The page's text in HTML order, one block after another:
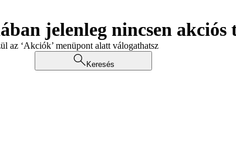
jelenleg nincsen akciós
az ‘Akciók’ menüpont alatt válogathatsz
Keresés